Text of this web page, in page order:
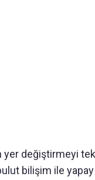
yer değiştirmeyi
bilişim ile